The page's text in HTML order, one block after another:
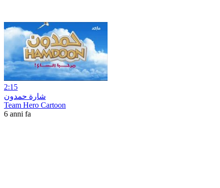
2:15
شارة حمدون
Team Hero Cartoon
6 anni fa